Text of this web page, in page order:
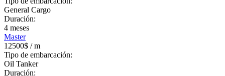
General Cargo
Duración:
4 meses
Master
12500$ / m
Tipo de embarcación:
Oil Tanker
Duración: